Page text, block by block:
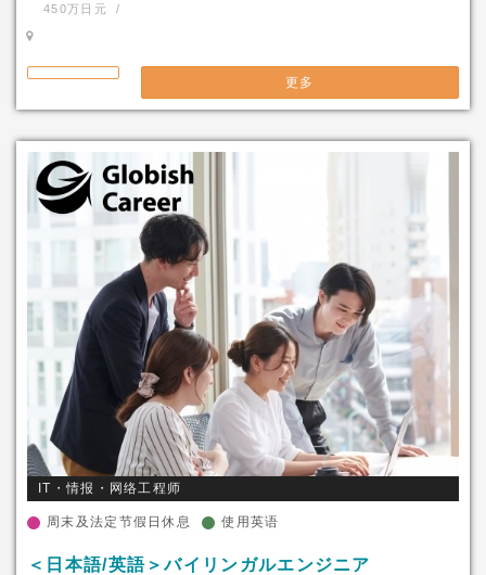
450万日元 /
更多
IT・情报・网络工程师
周末及法定节假日休息 使用英语
＜日本語/英語＞バイリンガルエンジニア